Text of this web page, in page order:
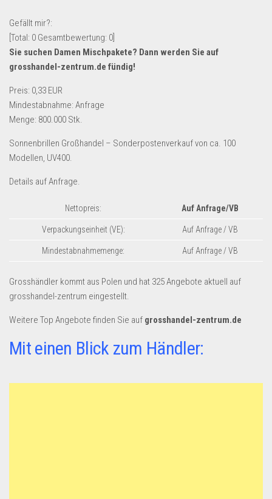
Multimedia & Elektro
Münzen
Schuhe & Accessoires
Sport & Freizeit
Wohnen & Einrichten
eBay Restposten kaufen
Sonderposten-Angebote
Saison & Eventprodkte
B2B Produkte
Grosshandel
Aldi
Lidl
Gefällt mir?:
[Total: 0 Gesamtbewertung: 0
Sie suchen Damen Mischpakete? Dann werden Sie auf
grosshandel-zentrum.de fündig!
Preis: 0,33 EUR
Mindestabnahme: Anfrage
Menge: 800.000 Stk.
Sonnenbrillen Großhandel – Sonderpostenverkauf von ca. 100
Modellen, UV400.
Details auf Anfrage.
Nettopreis: Auf Anfrage/VB
Verpackungseinheit (VE): Auf Anfrage / VB
Mindestabnahmemenge: Auf Anfrage / VB
Grosshändler kommt aus Polen und hat 325 Angebote aktuell auf
grosshandel-zentrum eingestellt.
Weitere Top Angebote finden Sie auf grosshandel-zentrum.de
Mit einen Blick zum Händler: